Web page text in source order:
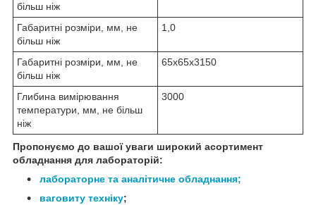
більш ніж
Габаритні розміри, мм, не
більш ніж
1,0
Габаритні розміри, мм, не
більш ніж
65х65х3150
Глибина вимірювання
температури, мм, не більш
ніж
3000
Пропонуємо до вашої уваги широкий асортимент
обладнання для лабораторій:
лабораторне та аналітичне обладнання;
ваговиту техніку;